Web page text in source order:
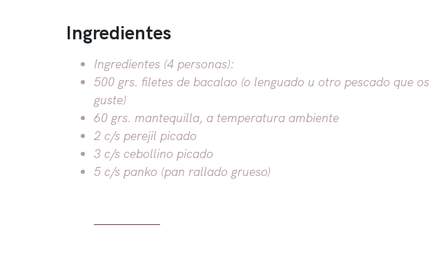
Ingredientes
Ingredientes (4 personas):
500 grs. filetes de bacalao (o lenguado u otro pescado que os
guste)
60 grs. mantequilla, a temperatura ambiente
2 c/s perejil picado
3 c/s cebollino picado
5 c/s panko (pan rallado grueso)